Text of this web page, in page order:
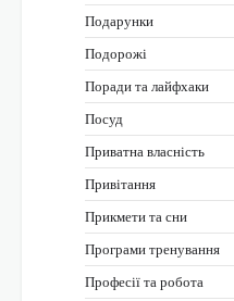
Подарунки
Подорожі
Поради та лайфхаки
Посуд
Приватна власність
Привітання
Прикмети та сни
Програми тренування
Професії та робота